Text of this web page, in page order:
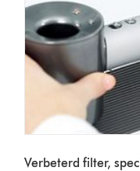
Verbeterd filter,